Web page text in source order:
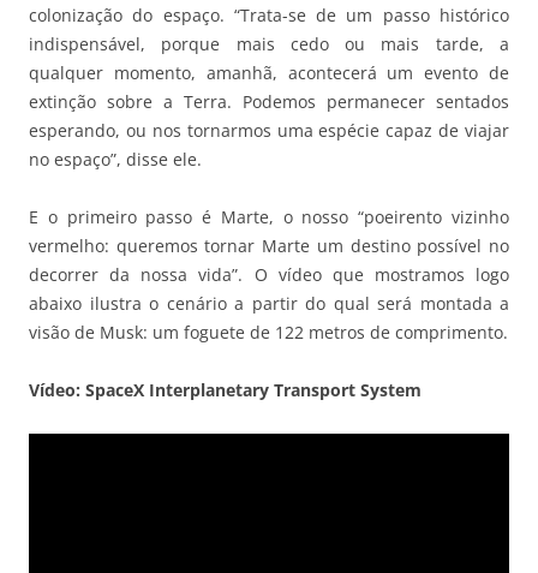
colonização do espaço. “Trata-se de um passo histórico
indispensável, porque mais cedo ou mais tarde, a
qualquer momento, amanhã, acontecerá um evento de
extinção sobre a Terra. Podemos permanecer sentados
esperando, ou nos tornarmos uma espécie capaz de viajar
no espaço”, disse ele.
E o primeiro passo é Marte, o nosso “poeirento vizinho
vermelho: queremos tornar Marte um destino possível no
decorrer da nossa vida”. O vídeo que mostramos logo
abaixo ilustra o cenário a partir do qual será montada a
visão de Musk: um foguete de 122 metros de comprimento.
Vídeo: SpaceX Interplanetary Transport System